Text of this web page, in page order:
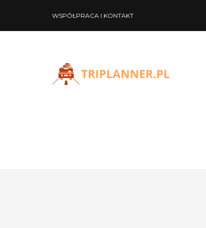
WSPÓŁPRACA I KONTAKT